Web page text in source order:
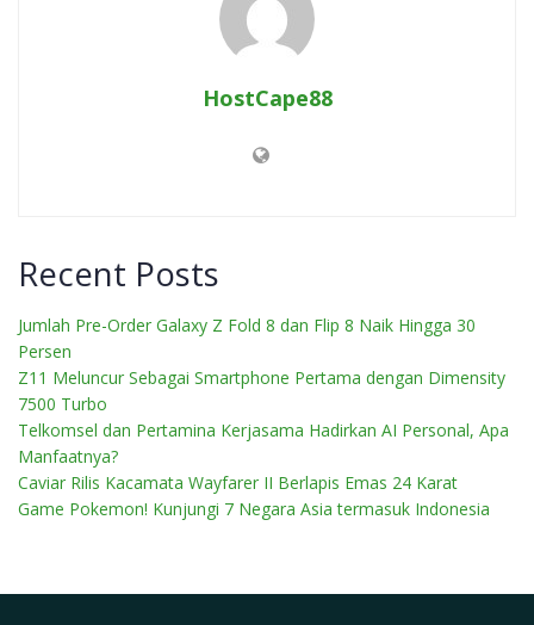
HostCape88
Recent Posts
Jumlah Pre-Order Galaxy Z Fold 8 dan Flip 8 Naik Hingga 30
Persen
Z11 Meluncur Sebagai Smartphone Pertama dengan Dimensity
7500 Turbo
Telkomsel dan Pertamina Kerjasama Hadirkan AI Personal, Apa
Manfaatnya?
Caviar Rilis Kacamata Wayfarer II Berlapis Emas 24 Karat
Game Pokemon! Kunjungi 7 Negara Asia termasuk Indonesia